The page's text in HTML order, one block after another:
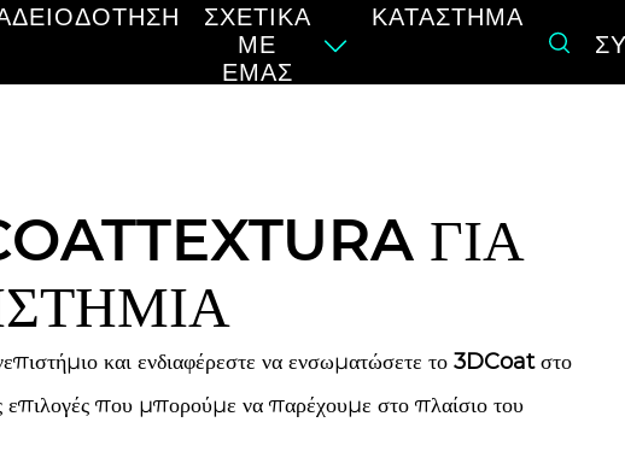
ΣΧΕΤΙΚΆ
ΜΕ
ΕΜΆΣ
ΚΑΤΆΣΤΗΜΑ
ΓΙΑ
και ενδιαφέρεστε να ενσωματώσετε το 3DCoatστο
επιλογές που μπορούμε να παρέχουμε στο πλαίσιο του